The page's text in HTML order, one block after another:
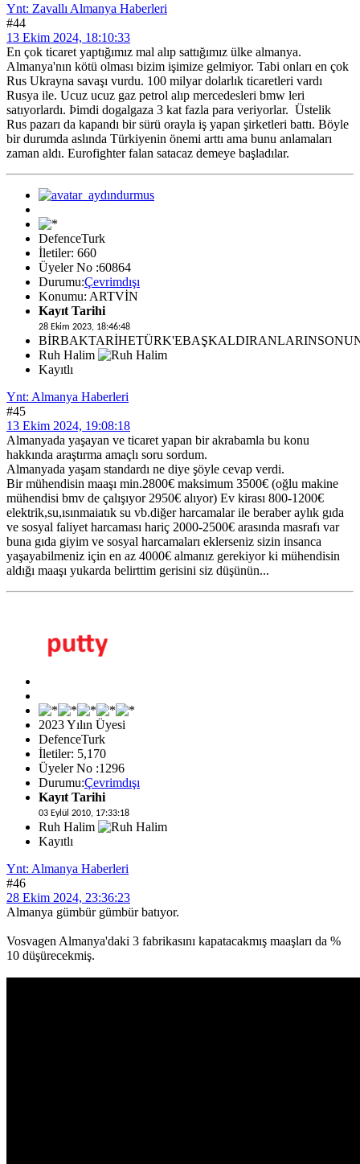
Ynt: Zavallı Almanya Haberleri
#44
13 Ekim 2024, 18:10:33
En çok ticaret yaptığımız mal alıp sattığımız ülke almanya.
Almanya'nın kötü olması bizim işimize gelmiyor. Tabi onları en çok
Rus Ukrayna savaşı vurdu. 100 milyar dolarlık ticaretleri vardı
Rusya ile. Ucuz ucuz gaz petrol alıp mercedesleri bmw leri
satıyorlardı. Þimdi dogalgaza 3 kat fazla para veriyorlar. Üstelik
Rus pazarı da kapandı bir sürü orayla iş yapan şirketleri battı. Böyle
bir durumda aslında Türkiyenin önemi arttı ama bunu anlamaları
zaman aldı. Eurofighter falan satacaz demeye başladılar.
DefenceTurk
İletiler: 660
Üyeler No :60864
Durumu:Çevrimdışı
Konumu: ARTVİN
Kayıt Tarihi
28 Ekim 2023, 18:46:48
Ruh Halim
Kayıtlı
Ynt: Almanya Haberleri
#45
13 Ekim 2024, 19:08:18
Almanyada yaşayan ve ticaret yapan bir akrabamla bu konu
hakkında araştırma amaçlı soru sordum.
Almanyada yaşam standardı ne diye şöyle cevap verdi.
Bir mühendisin maaşı min.2800€ maksimum 3500€ (oğlu makine
mühendisi bmv de çalışıyor 2950€ alıyor) Ev kirası 800-1200€
elektrik,su,ısınmaiatık su vb.diğer harcamalar ile beraber aylık gıda
ve sosyal faliyet harcaması hariç 2000-2500€ arasında masrafı var
buna gıda giyim ve sosyal harcamaları eklerseniz sizin insanca
yaşayabilmeniz için en az 4000€ almanız gerekiyor ki mühendisin
aldığı maaşı yukarda belirttim gerisini siz düşünün...
2023 Yılın Üyesi
DefenceTurk
İletiler: 5,170
Üyeler No :1296
Durumu:Çevrimdışı
Kayıt Tarihi
03 Eylül 2010, 17:33:18
Ruh Halim
Kayıtlı
Ynt: Almanya Haberleri
#46
28 Ekim 2024, 23:36:23
Almanya gümbür gümbür batıyor.
Vosvagen Almanya'daki 3 fabrikasını kapatacakmış maaşları da %
10 düşürecekmiş.